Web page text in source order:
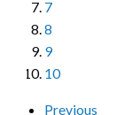
7
8
9
10
Previous